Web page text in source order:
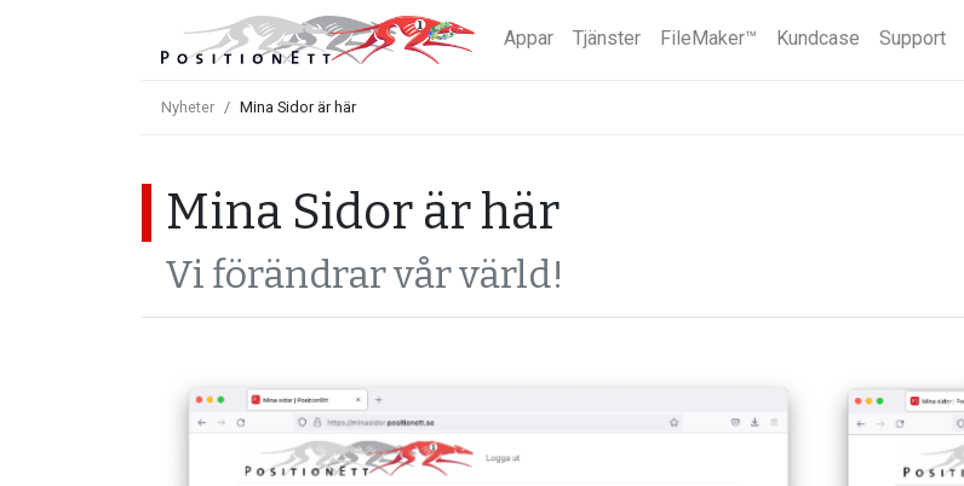
Appar Tjänster FileMaker™ Kundcase Support
Nyheter Mina Sidor är här
Mina Sidor är här
Vi förändrar vår värld!